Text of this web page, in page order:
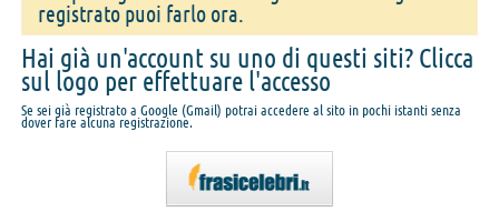
registrato puoi farlo ora.
Hai già un'account su uno di questi siti? Clicca
sul logo per effettuare l'accesso
Se sei già registrato a Google (Gmail) potrai accedere al sito in pochi istanti senza
dover fare alcuna registrazione.